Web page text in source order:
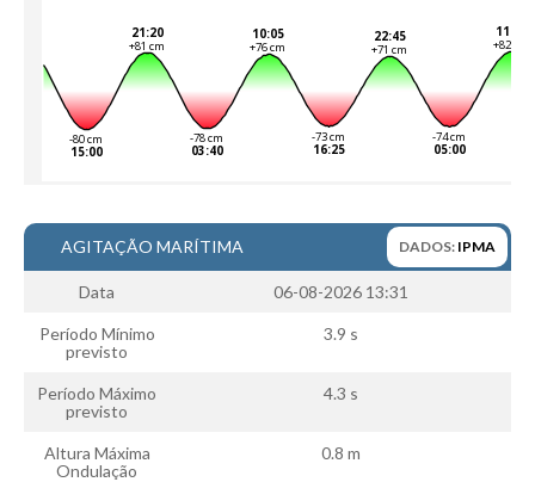
Nacional
Internacional
Exclusivas
Norte
Grande Porto
Oeste
Grande Lisboa
Alentejo
Algarve
AGITAÇÃO MARÍTIMA DADOS: IPMA
Data 06-08-2026 13:31
Período Mínimo
previsto
3.9 s
Período Máximo
previsto
4.3 s
Altura Máxima
Ondulação
0.8 m